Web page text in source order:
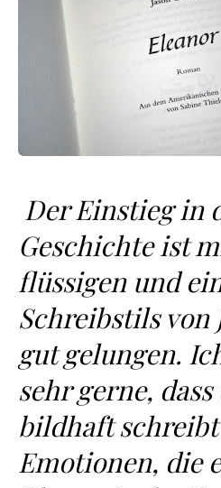
Der Einstieg in
Geschichte ist
flüssigen und
Schreibstils von
gut gelungen.
sehr gerne,
bildhaft
Emotionen, die